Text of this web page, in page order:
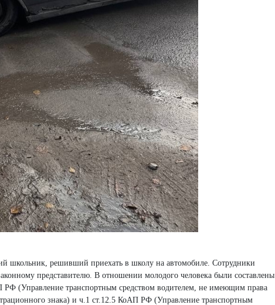
школьник, решивший приехать в школу на автомобиле. Сотрудники
представителю. В отношении молодого человека были составлены
РФ (Управление транспортным средством водителем, не имеющим права
знака) и ч.1 ст.12.5 КоАП РФ (Управление транспортным